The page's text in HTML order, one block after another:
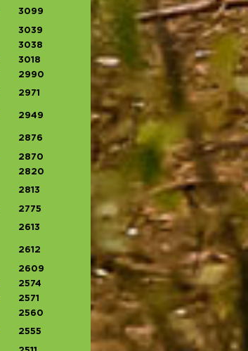
3099
3039
3038
3018
2990
2971
2949
2876
2870
2820
2813
2775
2613
2612
2609
2574
2571
2560
2555